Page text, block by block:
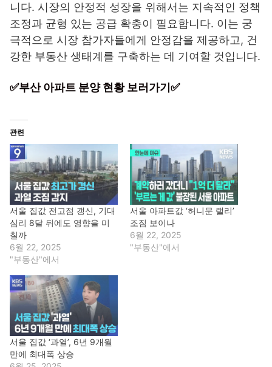
니다. 시장의 안정적 성장을 위해서는 지속적인 정책
조정과 균형 있는 공급 확충이 필요합니다. 이는 궁
극적으로 시장 참가자들에게 안정감을 제공하고, 건
강한 부동산 생태계를 구축하는 데 기여할 것입니다.
✅부산 아파트 분양 현황 보러가기✅
관련
서울 집값 전고점 갱신, 기대
심리 8달 뒤에도 영향을 미
칠까
6월 22, 2025
"부동산"에서
서울 아파트값 ‘허니문 랠리’
조짐 보이나
6월 22, 2025
"부동산"에서
서울 집값 ‘과열’, 6년 9개월
만에 최대폭 상승